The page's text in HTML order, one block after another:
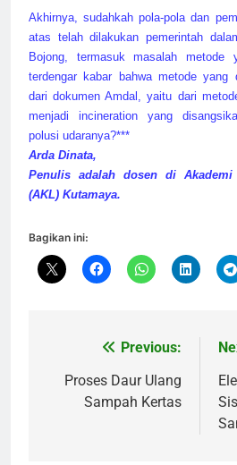
Akhirnya, sudahkah pola-pola dan
atas telah dilakukan pemerintah
Bojong, termasuk masalah metode
terdengar kabar bahwa metode yang
dari dokumen Amdal, yaitu dari
menjadi incineration yang
polusi udaranya?***
Arda Dinata,
Penulis adalah dosen di Akademi
(AKL) Kutamaya.
Bagikan ini:
Navigasi
pos
Previous:
Proses Daur Ulang
Sampah Kertas